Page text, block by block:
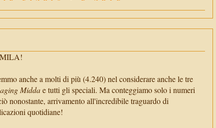
anche a molti di più (4.240) nel considerare anche le tre
Middae tutti gli speciali. Ma conteggiamo solo i numeri
nonostante, arrivamento all'incredibile traguardo di
quotidiane!